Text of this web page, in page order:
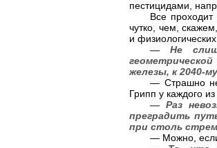
пестицидами,
Все
чутко, чем,
и
— Не
железы, к 2040-
— Страшно не
Грипп у каждого
— Раз
преградить
при столь
— Можно, если